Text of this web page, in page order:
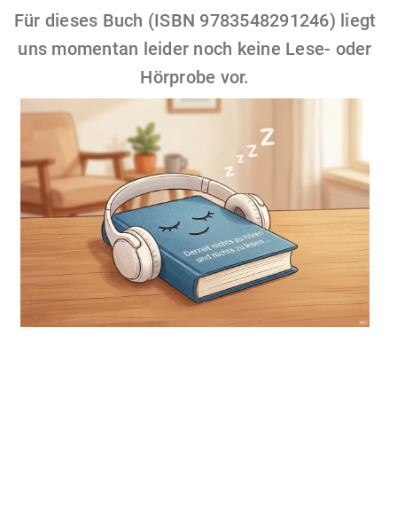
Für dieses Buch (ISBN 9783548291246) liegt
uns momentan leider noch keine Lese- oder
Hörprobe vor.